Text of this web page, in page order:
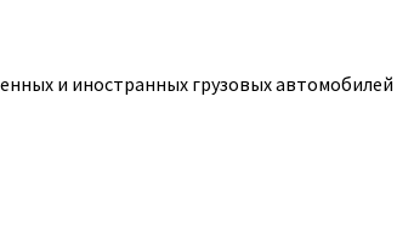
и иностранных грузовых автомобилей